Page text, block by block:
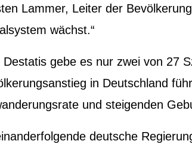
Lammer, Leiter der
wächst.“
Destatis gebe es nur zwei von 27
in Deutschland
und steigenden
deutsche